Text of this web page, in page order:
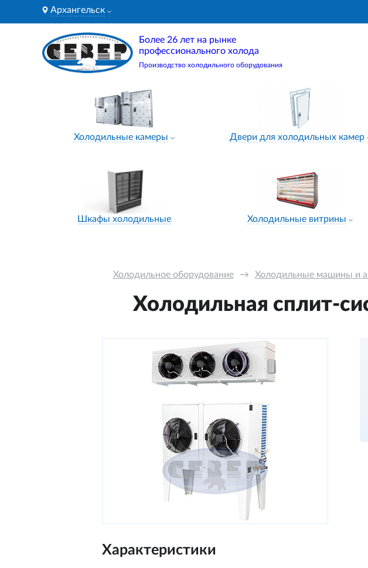
Архангельск
Более 26 лет на рынке
профессионального холода
Производство холодильного оборудования
Холодильные камеры Двери для холодильных камер
Шкафы холодильные Холодильные витрины
Холодильное оборудование → Холодильные машины и
Холодильная сплит-
Характеристики